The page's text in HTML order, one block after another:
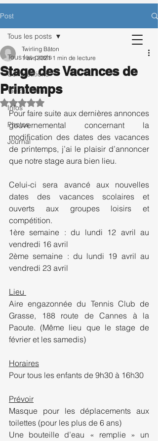
D’UNE SÉANCE D’ESSAI OFFERTE.
Inscription
Post
Tous les posts
Compétitions
Vie du Club
Infos
Photos
Journal
Tous les posts
Stage des Vacances de
Printemps
Twirling Bâton
1 avr. 2021 1 min de lecture
Noté NaN étoiles sur 5.
Pour faire suite aux dernières annonces
gouvernemental concernant la
modification des dates des vacances
de printemps, j’ai le plaisir d’annoncer
que notre stage aura bien lieu.
Celui-ci sera avancé aux nouvelles
dates des vacances scolaires et
ouverts aux groupes loisirs et
compétition.
1ère semaine : du lundi 12 avril au
vendredi 16 avril
2ème semaine : du lundi 19 avril au
vendredi 23 avril
Lieu
Aire engazonnée du Tennis Club de
Grasse, 188 route de Cannes à la
Paoute. (Même lieu que le stage de
février et les samedis)
Horaires
Pour tous les enfants de 9h30 à 16h30
Prévoir
Masque pour les déplacements aux
toilettes (pour les plus de 6 ans)
Une bouteille d’eau « remplie » un